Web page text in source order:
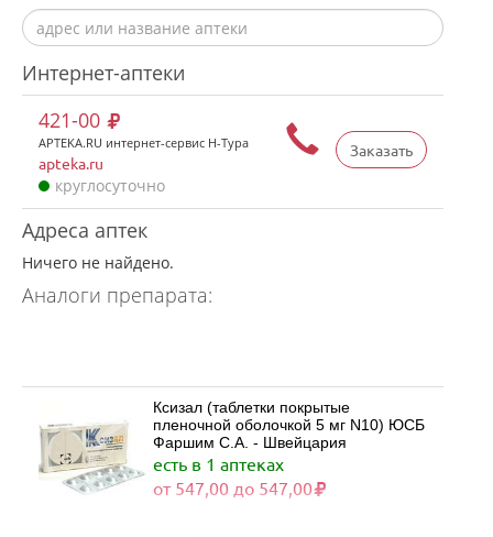
Интернет-аптеки
Заказать
421-00
APTEKA.RU интернет-сервис Н-Тура
apteka.ru
круглосуточно
Адреса аптек
Ничего не найдено.
Аналоги препарата:
Ксизал (таблетки покрытые
пленочной оболочкой 5 мг N10) ЮСБ
Фаршим С.А. - Швейцария
есть в 1 аптеках
от 547,00 до 547,00